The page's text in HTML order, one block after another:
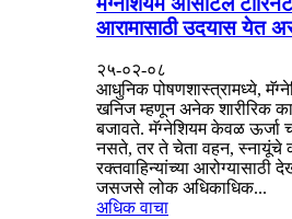
आरामासाठी उदयास येत
२५-०२-०८
आधुनिक पोषणशास्त्रामध्ये,
खनिज म्हणून अनेक शारीरिक
बजावते. मॅग्नेशियम केवळ ऊर्जा
नसते, तर ते चेता वहन, स्नायूंचे
रक्तवाहिन्यांच्या
जसजसे लोक अधिकाधिक...
अधिक वाचा